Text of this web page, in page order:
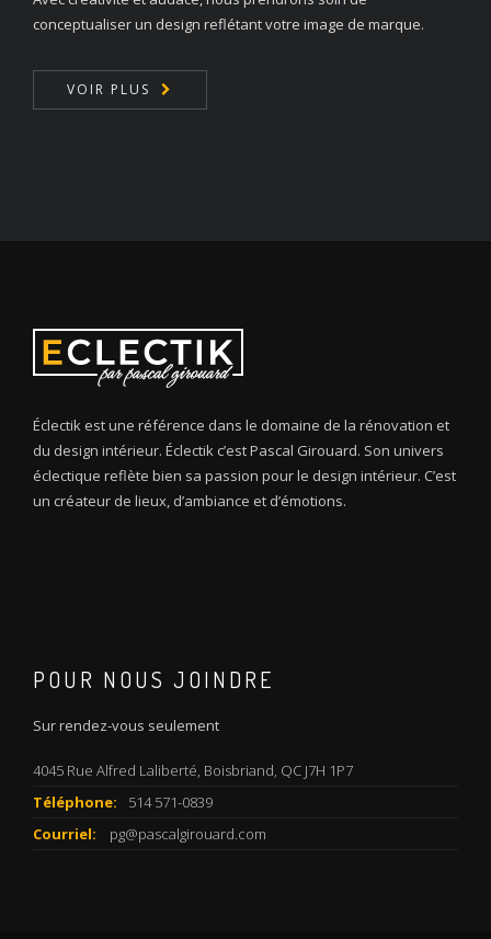
conceptualiser un design reflétant votre image de marque.
VOIR PLUS
Éclectik est une référence dans le domaine de la rénovation et
du design intérieur. Éclectik c’est Pascal Girouard. Son univers
éclectique reflète bien sa passion pour le design intérieur. C’est
un créateur de lieux, d’ambiance et d’émotions.
POUR NOUS JOINDRE
Sur rendez-vous seulement
4045 Rue Alfred Laliberté, Boisbriand, QC J7H 1P7
Téléphone:
514 571-0839
Courriel:
pg@pascalgirouard.com